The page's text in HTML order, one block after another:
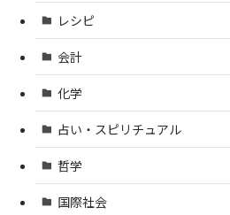
レシピ
会計
化学
占い・スピリチュアル
哲学
国際社会